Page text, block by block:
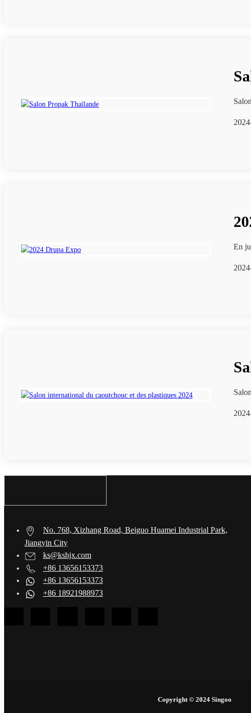
En
No. 768, Xizhang Road, Beiguo Huamei Industrial Park,
Jiangyin City
ks@kshjx.com
+86 13656153373
+86 13656153373
+86 18921988973
Copyright © 2024 Singoo